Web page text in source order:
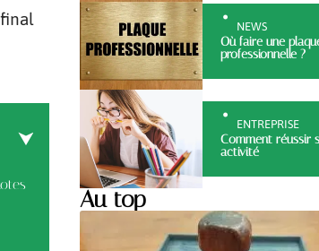
NEWS
Où faire une
professionnelle ?
ENTREPRISE
Comment réussir
activité
Au top